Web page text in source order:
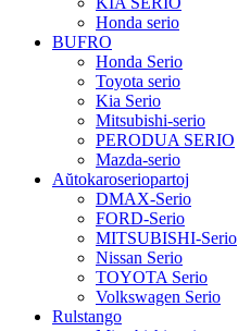
Honda serio
BUFRO
Honda Serio
Toyota serio
Kia Serio
Mitsubishi-serio
PERODUA SERIO
Mazda-serio
Aŭtokaroseriopartoj
DMAX-Serio
FORD-Serio
MITSUBISHI-Serio
Nissan Serio
TOYOTA Serio
Volkswagen Serio
Rulstango